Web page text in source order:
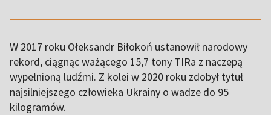
W 2017 roku Ołeksandr Biłokoń ustanowił narodowy
rekord, ciągnąc ważącego 15,7 tony TIRa z naczepą
wypełnioną ludźmi. Z kolei w 2020 roku zdobył tytuł
najsilniejszego człowieka Ukrainy o wadze do 95
kilogramów.